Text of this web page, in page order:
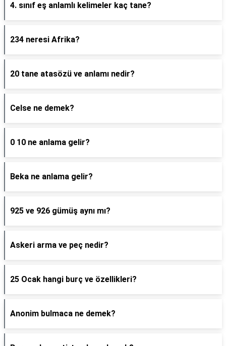
4. sınıf eş anlamlı kelimeler kaç tane?
234 neresi Afrika?
20 tane atasözü ve anlamı nedir?
Celse ne demek?
0 10 ne anlama gelir?
Beka ne anlama gelir?
925 ve 926 gümüş aynı mı?
Askeri arma ve peç nedir?
25 Ocak hangi burç ve özellikleri?
Anonim bulmaca ne demek?